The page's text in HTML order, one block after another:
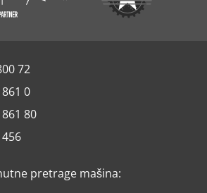
72
0
80
pretrage mašina: